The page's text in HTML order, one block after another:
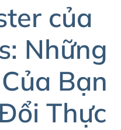
của
Những
Bạn
Thực